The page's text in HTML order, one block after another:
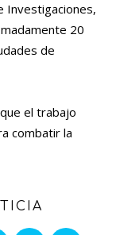
Investigaciones,
20
de
el trabajo
combatir la